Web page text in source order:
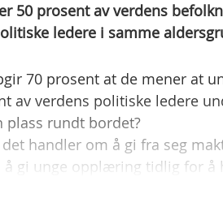
50 prosent av verdens
ledere i samme
70 prosent at de mener at
av verdens politiske ledere
plass rundt bordet?
handler om å gi fra seg
å gi unge opplæring tidlig for å